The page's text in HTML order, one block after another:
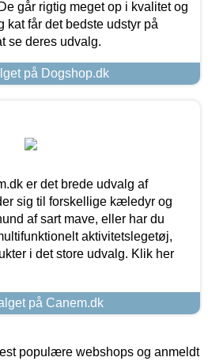
går rigtig meget op i kvalitet og
kat får det bedste udstyr på
se deres udvalg.
på Dogshop.dk
er det brede udvalg af
sig til forskellige kæledyr og
af sart mave, eller har du
aktivitetslegetøj,
i det store udvalg. Klik her
på Canem.dk
populære webshops og anmeldt